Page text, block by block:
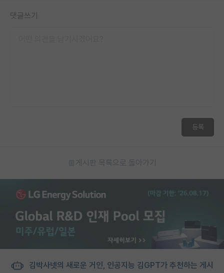
댓글쓰기
등록
게시판 목록으로 돌아가기
김박사넷의 새로운 거인, 인공지능 김GPT가 추천하는 게시